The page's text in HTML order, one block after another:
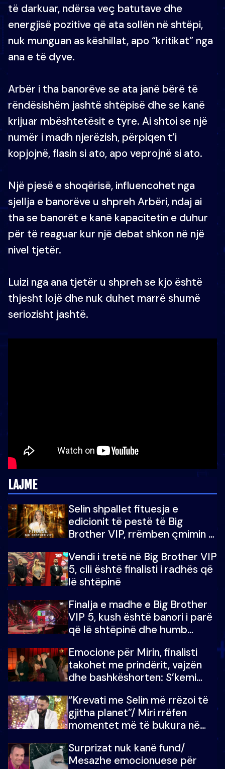
të darkuar, ndërsa veç batutave dhe
energjisë pozitive që ata sollën në shtëpi,
nuk munguan as këshillat, apo “kritikat” nga
ana e të dyve.
Arbër i tha banorëve se ata janë bërë të
rëndësishëm jashtë shtëpisë dhe se kanë
krijuar mbështetësit e tyre. Ai shtoi se një
numër i madh njerëzish, përpiqen t’i
kopjojnë, flasin si ato, apo veprojnë si ato.
Një pjesë e shoqërisë, influencohet nga
sjellja e banorëve u shpreh Arbëri, ndaj ai
tha se banorët e kanë kapacitetin e duhur
për të reaguar kur një debat shkon në një
nivel tjetër.
Luizi nga ana tjetër u shpreh se kjo është
thjesht lojë dhe nuk duhet marrë shumë
seriozisht jashtë.
LAJME
Selin shpallet fituesja e
edicionit të pestë të Big
Brother VIP, rrëmben çmimin e
Vendi i tretë në Big Brother VIP
5, cili është finalisti i radhës që
lë shtëpinë
Finalja e madhe e Big Brother
VIP 5, kush është banori i parë
që lë shtëpinë dhe humb
çmimin e madh
Emocione për Mirin, finalisti
takohet me prindërit, vajzën
dhe bashkëshorten: S’kemi
“Krevati me Selin më rrëzoi të
gjitha planet”/ Miri rrëfen
momentet më të bukura në
mungojë zilja e mëngjesit kur…
Surprizat nuk kanë fund/
Mesazhe emocionuese për